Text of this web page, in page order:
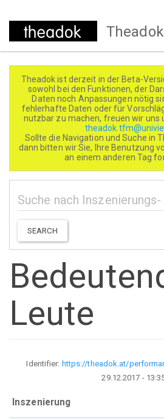
Direkt
Theadok
Theadok ist derzeit in der Beta-
sowohl bei den Funktionen, der
Daten noch Anpassungen nötig
fehlerhafte Daten oder für
nutzbar zu machen, freuen wir uns
Sollte die Navigation und Suche in
dann bitten wir Sie, Ihre Benutzung
an einem anderen Tag
SEARCH
Leute
Identifier: https://theadok.at/
29.12.2017 -
Inszenierung